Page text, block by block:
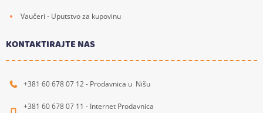
Vaučeri - Uputstvo za kupovinu
KONTAKTIRAJTE NAS
+381 60 678 07 12 - Prodavnica u Nišu
+381 60 678 07 11 - Internet Prodavnica